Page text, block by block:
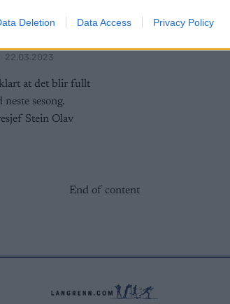
Deletion Data Access Privacy Policy
22.03.2023
at det blir fullt
sesong.
Stein Olav
End of content